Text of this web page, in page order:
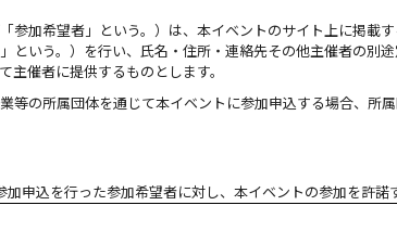
参加希望者」という。）は、本イベントのサイト上に掲載
という。）を行い、氏名・住所・連絡先その他主催者の別
主催者に提供するものとします。
等の所属団体を通じて本イベントに参加申込する場合、所
申込を行った参加希望者に対し、本イベントの参加を許